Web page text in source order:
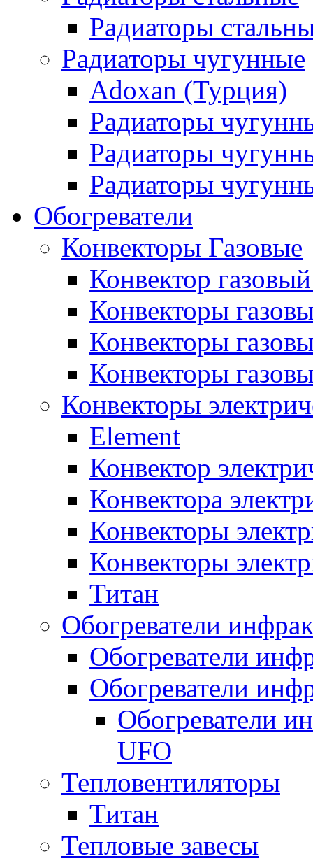
Радиаторы
Радиаторы чугунные
Adoxan (Турция)
Радиаторы
Радиаторы
Радиаторы
Обогреватели
Конвекторы Газовые
Конвектор
Конвекторы
Конвекторы
Конвекторы
Конвекторы
Element
Конвектор
Конвектора
Конвекторы
Конвекторы
Титан
Обогреватели
Обогреватели
Обогреватели
Обогреватели
UFO
Тепловентиляторы
Титан
Тепловые завесы